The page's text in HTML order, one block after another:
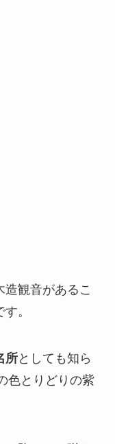
観音があるこ
。
所としても知ら
色とりどりの紫